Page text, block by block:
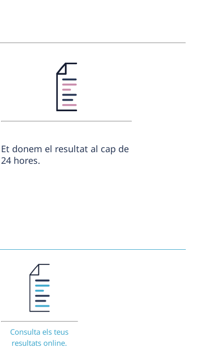
Et donem el resultat al cap de
24 hores.
Consulta els teus
resultats online.